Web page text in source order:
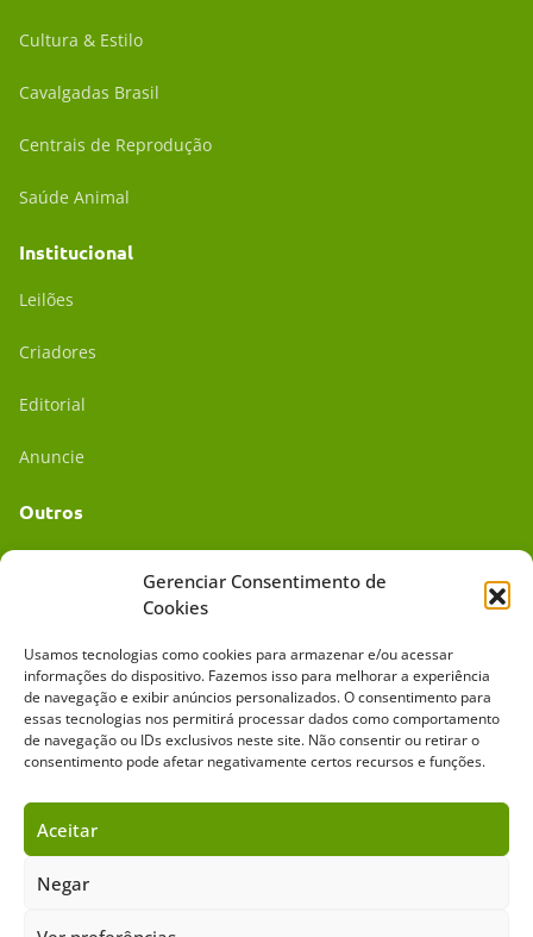
Gerenciar Consentimento de
Cookies
Usamos tecnologias como cookies para armazenar e/ou acessar
informações do dispositivo. Fazemos isso para melhorar a experiência
de navegação e exibir anúncios personalizados. O consentimento para
essas tecnologias nos permitirá processar dados como comportamento
de navegação ou IDs exclusivos neste site. Não consentir ou retirar o
consentimento pode afetar negativamente certos recursos e funções.
Aceitar
Negar
Cultura & Estilo
Cavalgadas Brasil
Centrais de Reprodução
Saúde Animal
Institucional
Leilões
Criadores
Editorial
Anuncie
Outros
Mídia Kit
Sobre o Cavalus Leilões Anuncie